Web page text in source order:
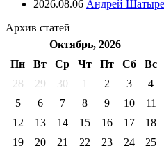
2026.08.06 Андрей
Архив статей
Октябрь, 2026
Пн
Вт Ср Чт Пт Cб
Вс
28
29 30 1 2 3
4
5
6 7 8 9 10
11
12
13 14 15 16 17
18
19
20 21 22 23 24
25